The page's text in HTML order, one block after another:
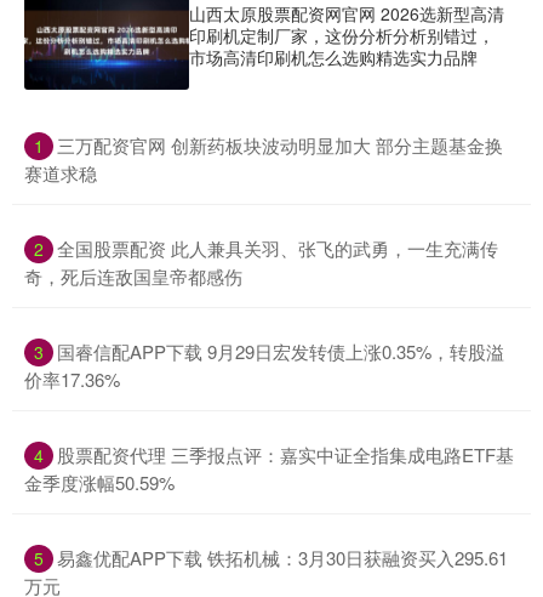
山西太原股票配资网官网 2026选新型高清
印刷机定制厂家，这份分析分析别错过，
市场高清印刷机怎么选购精选实力品牌
1
​三万配资官网 创新药板块波动明显加大 部分主题基金换
赛道求稳
2 ​全国股票配资 此人兼具关羽、张飞的武勇，一生充满传
奇，死后连敌国皇帝都感伤
3
​国睿信配APP下载 9月29日宏发转债上涨0.35%，转股溢
价率17.36%
4 ​股票配资代理 三季报点评：嘉实中证全指集成电路ETF基
金季度涨幅50.59%
5 ​易鑫优配APP下载 铁拓机械：3月30日获融资买入295.61
万元